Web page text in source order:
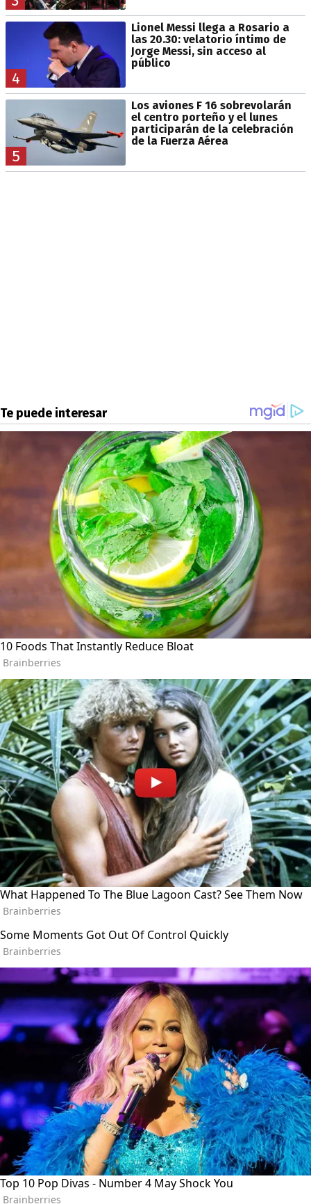
4
Lionel Messi llega a Rosario a
las 20.30: velatorio íntimo de
Jorge Messi, sin acceso al
público
5
Los aviones F 16 sobrevolarán
el centro porteño y el lunes
participarán de la celebración
de la Fuerza Aérea